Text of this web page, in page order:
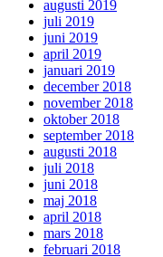
augusti 2019
juli 2019
juni 2019
april 2019
januari 2019
december 2018
november 2018
oktober 2018
september 2018
augusti 2018
juli 2018
juni 2018
maj 2018
april 2018
mars 2018
februari 2018